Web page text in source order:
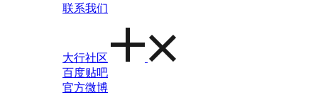
联系我们
大行社区
百度贴吧
官方微博